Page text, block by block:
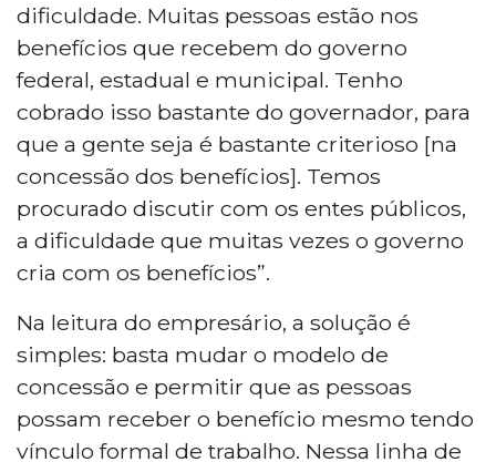
dificuldade. Muitas pessoas estão nos
benefícios que recebem do governo
federal, estadual e municipal. Tenho
cobrado isso bastante do governador, para
que a gente seja é bastante criterioso [na
concessão dos benefícios]. Temos
procurado discutir com os entes públicos,
a dificuldade que muitas vezes o governo
cria com os benefícios”.
Na leitura do empresário, a solução é
simples: basta mudar o modelo de
concessão e permitir que as pessoas
possam receber o benefício mesmo tendo
vínculo formal de trabalho. Nessa linha de